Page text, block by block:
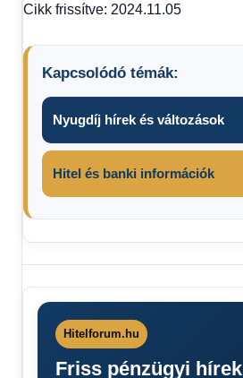
Cikk frissítve: 2024.11.05
Kapcsolódó témák:
Nyugdíj hírek és változások
Hitel és banki információk
hírek
0-24
Operatív
tüzijáték
Hitelforum.hu
Friss pénzügyi hírek